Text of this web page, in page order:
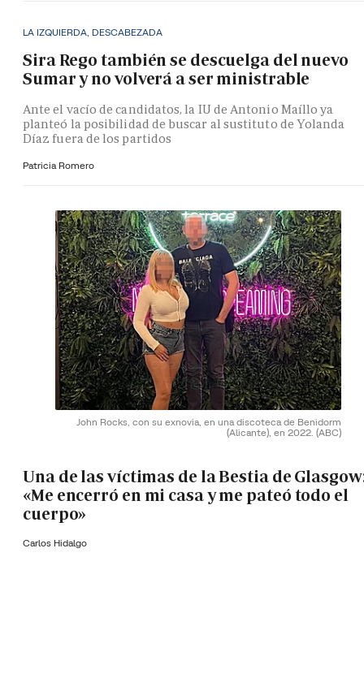
LA IZQUIERDA, DESCABEZADA
Sira Rego también se descuelga del nuevo
Sumar y no volverá a ser ministrable
Ante el vacío de candidatos, la IU de Antonio Maíllo ya
planteó la posibilidad de buscar al sustituto de Yolanda
Díaz fuera de los partidos
Patricia Romero
John Rocks, con su exnovia, en una discoteca de Benidorm
(Alicante), en 2022. (ABC)
Una de las víctimas de la Bestia de
«Me encerró en mi casa y me pateó todo el
cuerpo»
Carlos Hidalgo